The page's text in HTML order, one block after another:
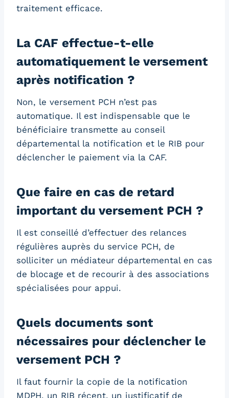
traitement efficace.
La CAF effectue-t-elle
automatiquement le versement
après notification ?
Non, le versement PCH n’est pas
automatique. Il est indispensable que le
bénéficiaire transmette au conseil
départemental la notification et le RIB pour
déclencher le paiement via la CAF.
Que faire en cas de retard
important du versement PCH ?
Il est conseillé d’effectuer des relances
régulières auprès du service PCH, de
solliciter un médiateur départemental en cas
de blocage et de recourir à des associations
spécialisées pour appui.
Quels documents sont
nécessaires pour déclencher le
versement PCH ?
Il faut fournir la copie de la notification
MDPH, un RIB récent, un justificatif de